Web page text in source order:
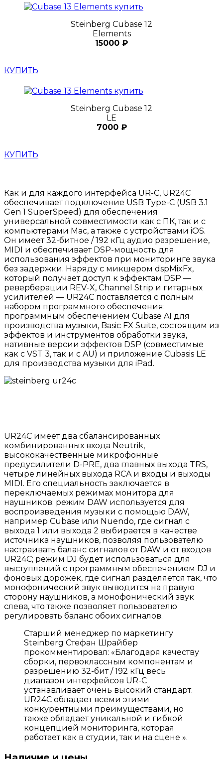
Steinberg Cubase 12
Elements
15000 ₽
КУПИТЬ
Steinberg Cubase 12
LE
7000 ₽
КУПИТЬ
Как и для каждого интерфейса UR-C, UR24C
обеспечивает подключение USB Type-C (USB 3.1
Gen 1 SuperSpeed) для обеспечения
универсальной совместимости как с ПК, так и с
компьютерами Mac, а также с устройствами iOS.
Он имеет 32-битное / 192 кГц аудио разрешение,
MIDI и обеспечивает DSP-мощность для
использования эффектов при мониторинге звука
без задержки. Наряду с микшером dspMixFx,
который получает доступ к эффектам DSP —
реверберации REV-X, Channel Strip и гитарных
усилителей — UR24C поставляется с полным
набором программного обеспечения:
программным обеспечением Cubase AI для
производства музыки, Basic FX Suite, состоящим из
эффектов и инструментов обработки звука,
нативные версии эффектов DSP (совместимые
как с VST 3, так и с AU) и приложение Cubasis LE
для производства музыки для iPad.
UR24C имеет два сбалансированных
комбинированных входа Neutrik,
высококачественные микрофонные
предусилители D-PRE, два главных выхода TRS,
четыре линейных выхода RCA и входы и выходы
MIDI. Его специальность заключается в
переключаемых режимах монитора для
наушников: режим DAW используется для
воспроизведения музыки с помощью DAW,
например Cubase или Nuendo, где сигнал с
выхода 1 или выхода 2 выбирается в качестве
источника наушников, позволяя пользователю
настраивать баланс сигналов от DAW и от входов
UR24C; режим DJ будет использоваться для
выступлений с программным обеспечением DJ и
фоновых дорожек, где сигнал разделяется так, что
монофонический звук выводится на правую
сторону наушников, а монофонический звук
слева, что также позволяет пользователю
регулировать баланс обоих сигналов.
Старший менеджер по маркетингу
Steinberg Стефан Шрайбер
прокомментировал: «Благодаря качеству
сборки, первоклассным компонентам и
разрешению 32-бит / 192 кГц весь
диапазон интерфейсов UR-C
устанавливает очень высокий стандарт.
UR24C обладает всеми этими
конкурентными преимуществами, но
также обладает уникальной и гибкой
концепцией мониторинга, которая
работает как в студии, так и на сцене ».